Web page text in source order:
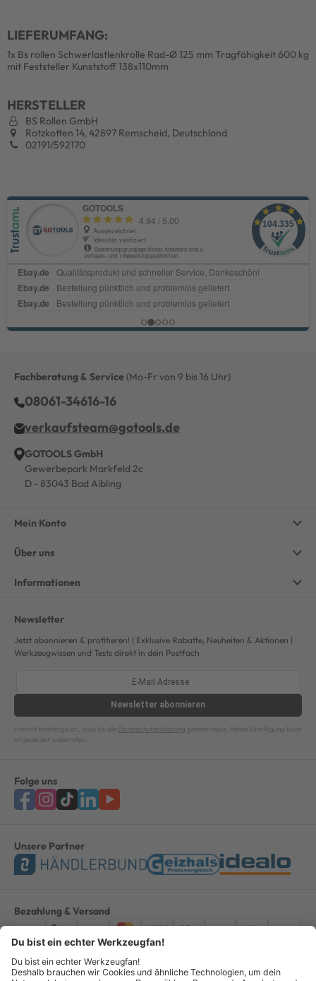
LIEFERUMFANG:
1x Bs rollen Schwerlastlenkrolle Rad-Ø 125 mm Tragfähigkeit 600 kg
mit Feststeller Kunststoff 138x110mm
HERSTELLER
BS Rollen GmbH
Rotzkotten 14, 42897 Remscheid, Deutschland
02191/592170
Fachberatung & Service (Mo-Fr von 9 bis 16 Uhr)
08061-34616-16
verkaufsteam@gotools.de
GOTOOLS GmbH
Gewerbepark Markfeld 2c
D - 83043 Bad Aibling
Mein Konto
Über uns
Informationen
Newsletter
Jetzt abonnieren & profitieren! | Exklusive Rabatte, Neuheiten & Aktionen |
Werkzeugwissen und Tests direkt in dein Postfach
Newsletter abonnieren
Hiermit bestätige ich, dass ich die Datenschutzerklärung gelesen habe. Meine Einwilligung kann
ich jederzeit widerrufen.
Folge uns
Unsere Partner
Bezahlung & Versand